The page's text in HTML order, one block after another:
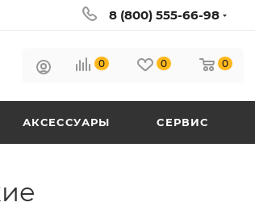
8 (800) 555-66-98
0 0 0
АКСЕССУАРЫ СЕРВИС